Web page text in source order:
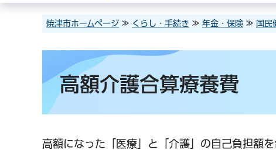
焼津市ホームページ ≫ くらし・手続き ≫ 年金・保険 ≫ 国民
高額介護合算療養費
高額になった「医療」と「介護」の自己負担額を